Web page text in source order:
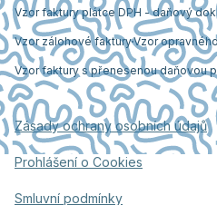
Vzor faktury plátce DPH - daňový
Vzor zálohové fakturyVzor
Vzor faktury s přenesenou daňovou
Zásady ochrany osobních údajů
Prohlášení o Cookies
Smluvní podmínky